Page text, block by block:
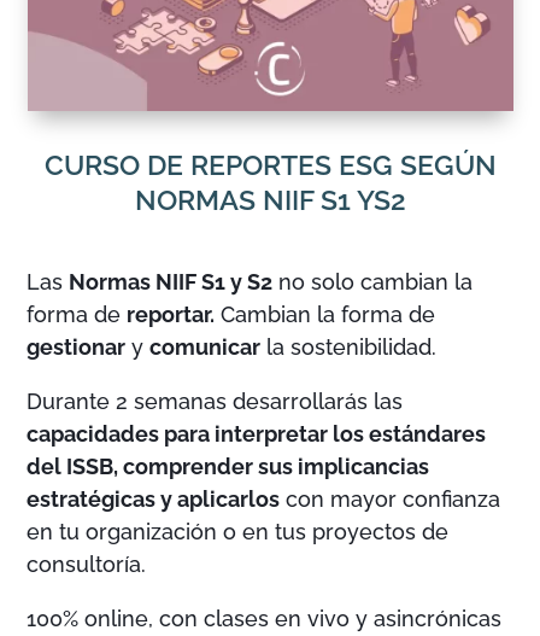
CURSO DE REPORTES ESG SEGÚN
NORMAS NIIF S1 YS2
Las Normas NIIF S1 y S2 no solo cambian la
forma de reportar. Cambian la forma de
gestionar ycomunicar la sostenibilidad.
Durante 2 semanas desarrollarás las
capacidades para interpretar los estándares
del ISSB, comprender sus implicancias
estratégicas y aplicarlos con mayor confianza
en tu organización o en tus proyectos de
consultoría.
100% online, con clases en vivo y asincrónicas